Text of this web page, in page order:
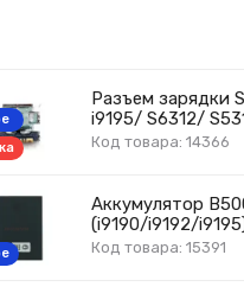
Разъем зарядки
i9195/ S6312/
Код товара: 14366
Аккумулятор
(i9190/i9192/
Код товара: 15391